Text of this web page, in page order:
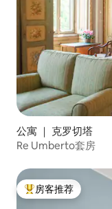
公寓 ｜ 克罗切塔
Re Umberto套房
热门「房客推荐」
房客推荐